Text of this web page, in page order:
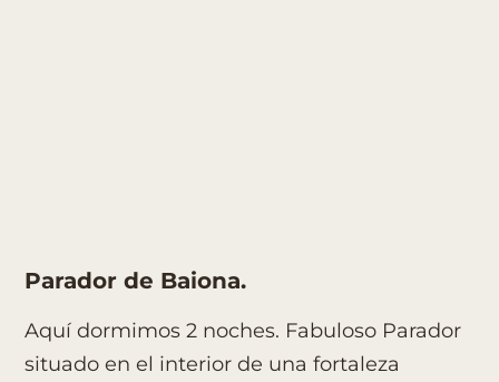
Parador de Baiona.
Aquí dormimos 2 noches. Fabuloso Parador
situado en el interior de una fortaleza